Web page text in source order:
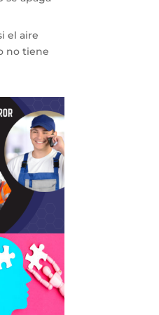
el aire
no tiene